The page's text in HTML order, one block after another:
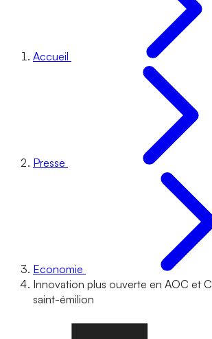
Accueil
Presse
Economie
Innovation plus ouverte en AOC et
saint-émilion